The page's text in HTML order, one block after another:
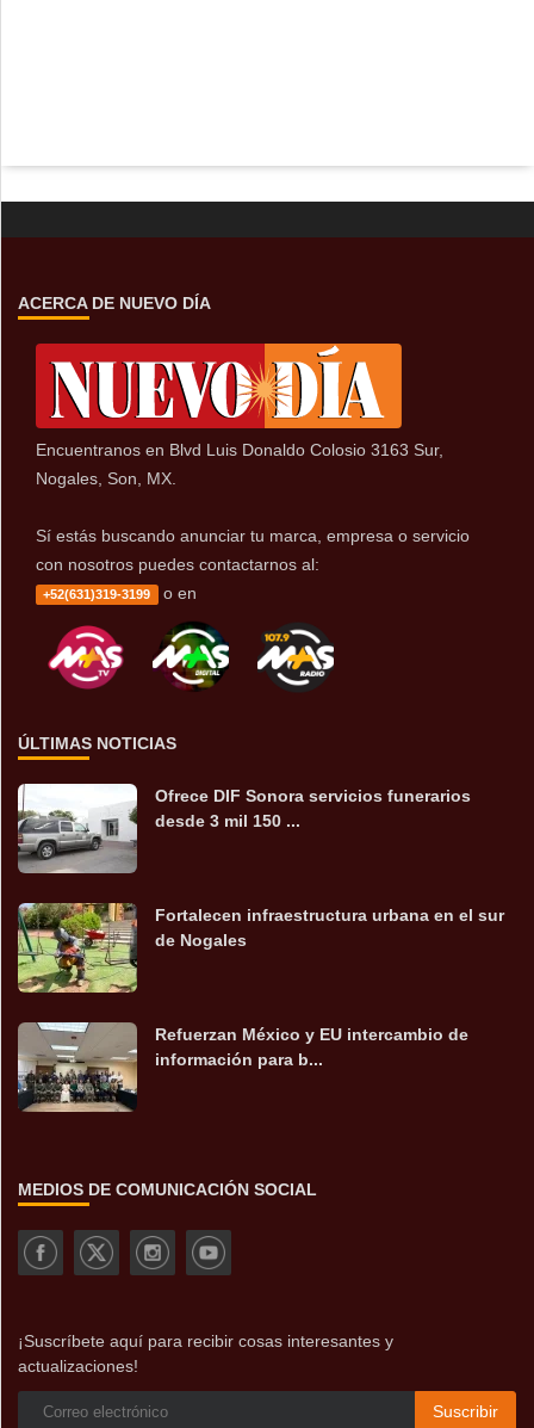
ACERCA DE NUEVO DÍA
Encuentranos en Blvd Luis Donaldo Colosio 3163 Sur,
Nogales, Son, MX.
Sí estás buscando anunciar tu marca, empresa o servicio
con nosotros puedes contactarnos al:
+52(631)319-3199 o en
ÚLTIMAS NOTICIAS
Ofrece DIF Sonora servicios funerarios
desde 3 mil 150 ...
Fortalecen infraestructura urbana en el sur
de Nogales
Refuerzan México y EU intercambio de
información para b...
MEDIOS DE COMUNICACIÓN SOCIAL
¡Suscríbete aquí para recibir cosas interesantes y
actualizaciones!
Suscribir